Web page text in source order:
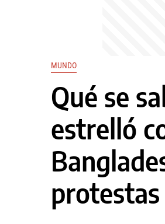
MUNDO
Qué se
estrelló
protestas